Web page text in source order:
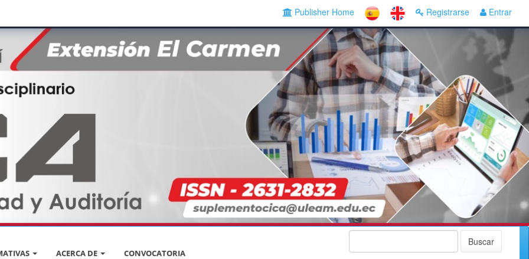
Publisher Home Registrarse Entrar
ACERCA DE CONVOCATORIA
Buscar